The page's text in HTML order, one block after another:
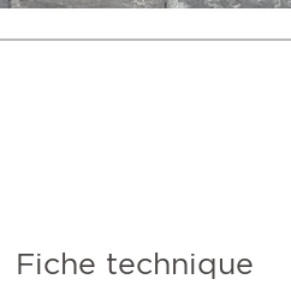
Fiche technique